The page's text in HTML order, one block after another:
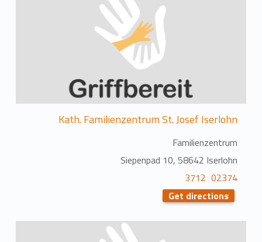
Kath. Familienzentrum St. Josef Iserlohn
Familienzentrum
Siepenpad 10, 58642 Iserlohn
02374 3712
Get directions